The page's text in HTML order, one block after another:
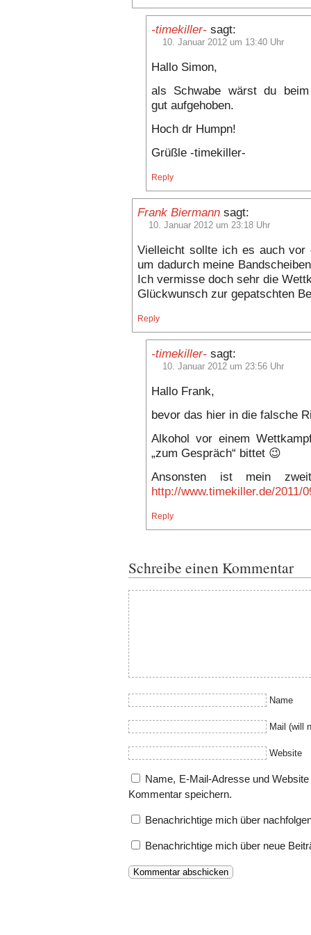
-timekiller- sagt:
10. Januar 2012 um 13:40 Uhr
Hallo Simon,
als Schwabe wärst du
gut aufgehoben.
Hoch dr Humpn!
Grüßle -timekiller-
Reply
Frank Biermann sagt:
10. Januar 2012 um 23:18 Uhr
Vielleicht sollte ich es auch vor
um dadurch meine
Ich vermisse doch sehr die
Glückwunsch zur gepatschten
Reply
-timekiller- sagt:
10. Januar 2012 um 23:56 Uhr
Hallo Frank,
bevor das hier in die falsche
Alkohol vor einem
„zum Gespräch“ bittet 😉
Ansonsten ist mein
http://www.timekiller.de/2011/
Reply
Schreibe einen Kommentar
Name
Mail (will
Website
Name, E-Mail-Adresse und
Kommentar speichern.
Benachrichtige mich über
Benachrichtige mich über neue